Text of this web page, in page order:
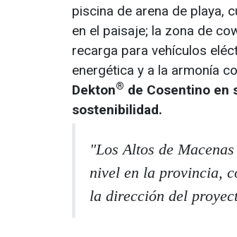
piscina de arena de playa,
en el paisaje; la zona de
recarga para vehículos
energética y a la armonía
Dekton® de Cosentino en
sostenibilidad.
"Los Altos de
nivel en la provincia,
la dirección del